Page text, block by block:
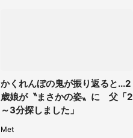
かくれんぼの鬼が振り返ると...2
歳娘が〝まさかの姿〟に 父「2
～3分探しました」
Met